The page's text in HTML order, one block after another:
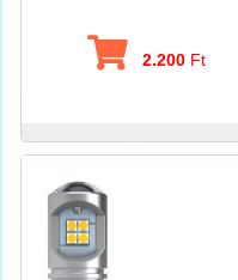
2.200 Ft